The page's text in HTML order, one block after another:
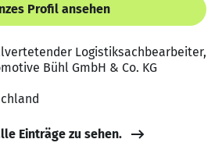
Profil ansehen
Logistiksachbearbeiter,
Bühl GmbH & Co. KG
Einträge zu sehen.